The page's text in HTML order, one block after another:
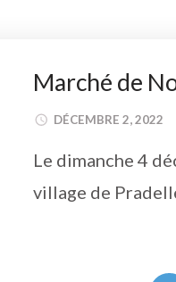
Marché de
DÉCEMBRE 2, 2022
Le dimanche 4
village de